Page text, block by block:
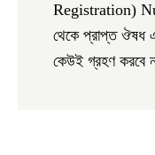
Registration)
থেকে প্রাপ্ত ঔষধ
কেউই গ্রহণ করবে